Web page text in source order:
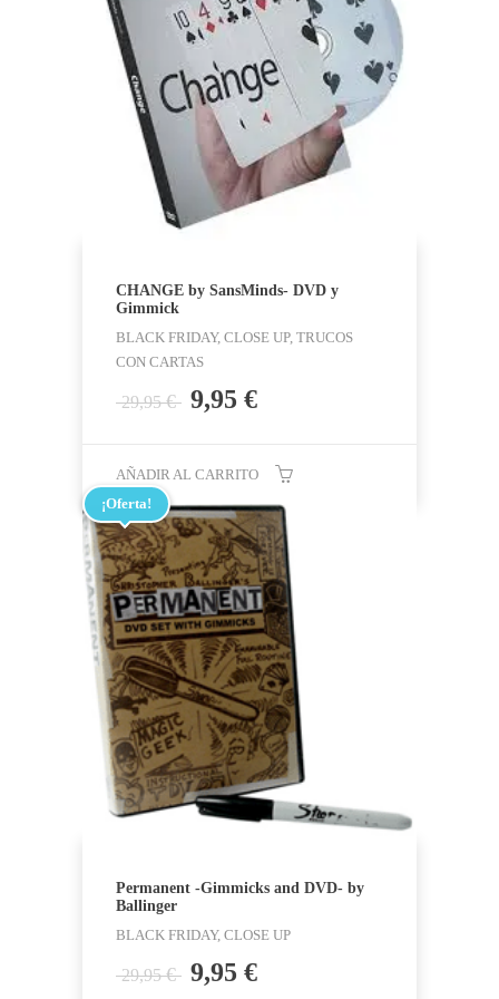
CHANGE by SansMinds- DVD y
Gimmick
BLACK FRIDAY, CLOSE UP, TRUCOS
CON CARTAS
29,95€
El
era:
29,95 €.
9,95 €El
es:
9,95 €.
AÑADIR AL CARRITO
¡Oferta!
Permanent -Gimmicks and DVD- by
Ballinger
BLACK FRIDAY, CLOSE UP
29,95€
El
9,95 €El